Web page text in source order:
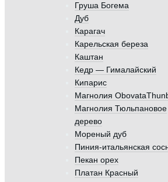
Груша Богема
Дуб
Карагач
Карельская береза
Каштан
Кедр — Гималайский
Кипарис
Магнолия
Магнолия Тюльпановое
дерево
Мореный дуб
Пиния-итальянская
Пекан орех
Платан Красный